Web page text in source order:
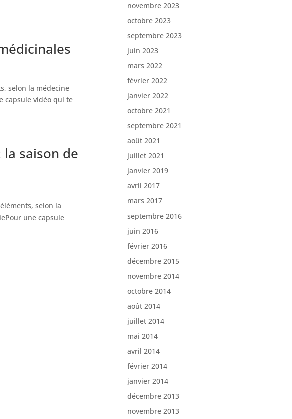
selon la médecine
capsule vidéo qui te
la saison de
éléments, selon la
une capsule
novembre 2023
octobre 2023
septembre 2023
juin 2023
mars 2022
février 2022
janvier 2022
octobre 2021
septembre 2021
août 2021
juillet 2021
janvier 2019
avril 2017
mars 2017
septembre 2016
juin 2016
février 2016
décembre 2015
novembre 2014
octobre 2014
août 2014
juillet 2014
mai 2014
avril 2014
février 2014
janvier 2014
décembre 2013
novembre 2013